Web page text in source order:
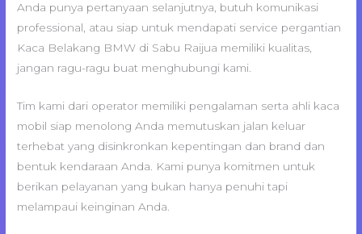
Anda punya pertanyaan selanjutnya, butuh komunikasi
professional, atau siap untuk mendapati service pergantian
Kaca Belakang BMW di Sabu Raijua memiliki kualitas,
jangan ragu-ragu buat menghubungi kami.
Tim kami dari operator memiliki pengalaman serta ahli kaca
mobil siap menolong Anda memutuskan jalan keluar
terhebat yang disinkronkan kepentingan dan brand dan
bentuk kendaraan Anda. Kami punya komitmen untuk
berikan pelayanan yang bukan hanya penuhi tapi
melampaui keinginan Anda.